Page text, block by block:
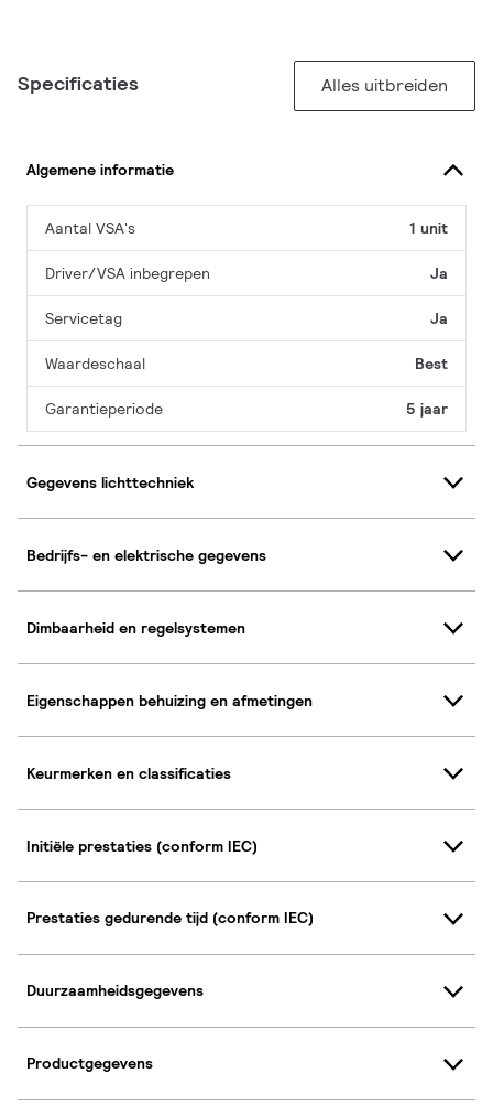
Specificaties Alles uitbreiden
Algemene informatie
Aantal VSA's 1 unit
Driver/VSA inbegrepen Ja
Servicetag Ja
Waardeschaal Best
Garantieperiode 5 jaar
Gegevens lichttechniek
Bedrijfs- en elektrische gegevens
Dimbaarheid en regelsystemen
Eigenschappen behuizing en afmetingen
Keurmerken en classificaties
Initiële prestaties (conform IEC)
Prestaties gedurende tijd (conform IEC)
Duurzaamheidsgegevens
Productgegevens